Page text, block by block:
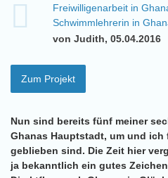
Freiwilligenarbeit in
Schwimmlehrerin in
von Judith, 05.04.2016
Zum Projekt
Nun sind bereits fünf meiner
Ghanas Hauptstadt, um und
geblieben sind. Die Zeit hier
ja bekanntlich ein gutes